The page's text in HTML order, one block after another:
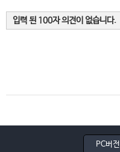
입력 된 100자 의견이 없습니다.
PC버전